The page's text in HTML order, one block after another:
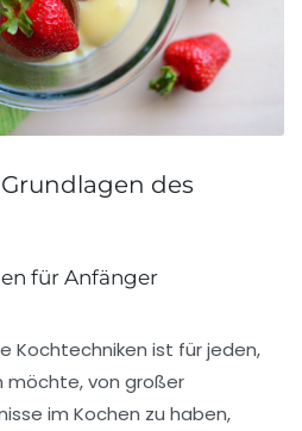
des
für Anfänger
Kochtechniken ist für jeden,
möchte, von großer
im Kochen zu haben,